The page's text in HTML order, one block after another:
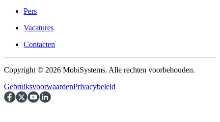
Pers
Vacatures
Contacten
Copyright © 2026 MobiSystems. Alle rechten voorbehouden.
GebruiksvoorwaardenPrivacybeleid